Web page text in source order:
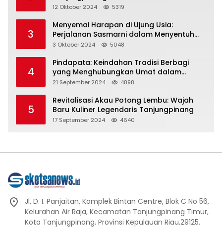
Representasi
12 Oktober 2024 5319
3
Menyemai Harapan di Ujung Usia:
Perjalanan Sasmarni dalam Menyentuh
Hati dan Jiwa
3 Oktober 2024 5048
4
Pindapata: Keindahan Tradisi Berbagi
yang Menghubungkan Umat dalam
Spiritualitas dan Kebersamaan dalam
21 September 2024 4898
5
Revitalisasi Akau Potong Lembu: Wajah
Baru Kuliner Legendaris Tanjungpinang
17 September 2024 4640
Jl. D. I. Panjaitan, Komplek Bintan Centre, Blok C No 56,
Kelurahan Air Raja, Kecamatan Tanjungpinang Timur,
Kota Tanjungpinang, Provinsi Kepulauan Riau.29125.